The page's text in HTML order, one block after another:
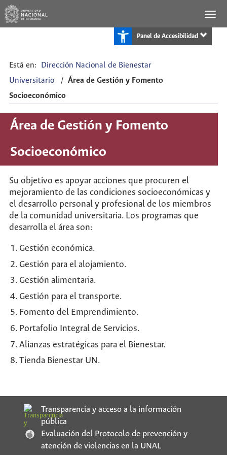
Panel de Accesibilidad
Está en:
Dirección Nacional de Bienestar
Universitario
/ Área de Gestión y Fomento
Socioeconómico
Área de Gestión y Fomento
Socioeconómico
Su objetivo es apoyar acciones que procuren el
mejoramiento de las condiciones socioeconómicas y
el desarrollo personal y profesional de los miembros
de la comunidad universitaria. Los programas que
desarrolla el área son:
Gestión económica.
Gestión para el alojamiento.
Gestión alimentaria.
Gestión para el transporte.
Fomento del Emprendimiento.
Portafolio Integral de Servicios.
Alianzas estratégicas para el Bienestar.
Tienda Bienestar UN.
Transparencia y acceso a la información
pública
Evaluación del Protocolo de prevención y
atención de violencias en la UNAL